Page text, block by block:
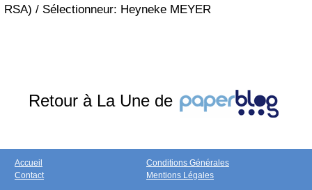
RSA) / Sélectionneur: Heyneke MEYER
Retour à La Une de
Accueil
Contact
Conditions Générales
Mentions Légales